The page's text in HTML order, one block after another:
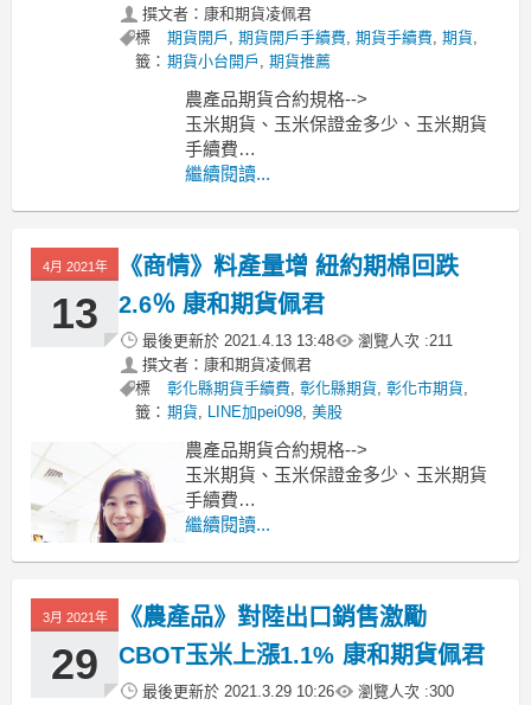
撰文者：康和期貨凌佩君
標
籤：
期貨開戶 ,期貨開戶手續費,期貨手續費,期貨,
期貨小台開戶 ,期貨推薦
農產品期貨合約規格-->
玉米期貨、玉米保證金多少、玉米期貨
手續費
小麥期貨、小麥保證金多少、小麥期貨
手續費
----------------------------------------------
MoneyDJ新聞
繼續閱讀...
4月 2021年
13
《商情》料產量增 紐約期棉回跌
2.6％ 康和期貨佩君
最後更新於 2021.4.13 13:48 瀏覽人次 :211
撰文者：康和期貨凌佩君
標
籤：
彰化縣期貨手續費, 彰化縣期貨, 彰化市期貨,
期貨, LINE加pei098, 美股
農產品期貨合約規格-->
玉米期貨、玉米保證金多少、玉米期貨
手續費
小麥期貨、小麥保證金多少、小麥期貨
----------------------------------------------
料產棉量增，周一紐
繼續閱讀...
3月 2021年
29
《農產品》對陸出口銷售激勵
CBOT玉米上漲1.1% 康和期貨佩君
最後更新於 2021.3.29 10:26 瀏覽人次 :300